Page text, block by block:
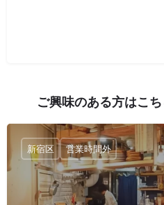
ご興味のある方はこち
新宿区 営業時間外